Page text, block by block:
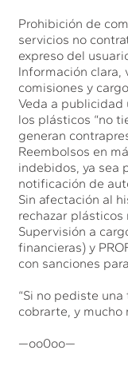
Prohibición de
servicios no
expreso del
Información clara,
comisiones y
Veda a publicidad
los plásticos “no
generan
Reembolsos en
indebidos, ya sea
notificación de
Sin afectación al
rechazar plásticos
Supervisión a
financieras) y
con sanciones
“Si no pediste
cobrarte, y mucho
—oo0oo—